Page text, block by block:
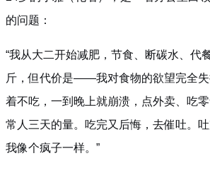
的问题：
“我从大二开始减肥，节食、断碳水、代
斤，但代价是——我对食物的欲望完全
着不吃，一到晚上就崩溃，点外卖、吃
常人三天的量。吃完又后悔，去催吐。吐
我像个疯子一样。”